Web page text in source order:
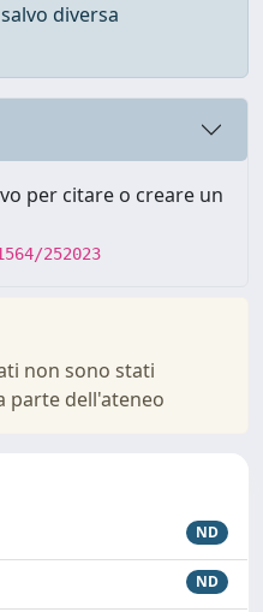
diversa
per citare o creare un
252023
non sono stati
parte dell'ateneo
ND
ND